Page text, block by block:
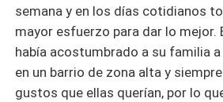
semana y en los días cotidianos
mayor esfuerzo para dar lo mejor.
había acostumbrado a su familia a
en un barrio de zona alta y
gustos que ellas querían, por lo